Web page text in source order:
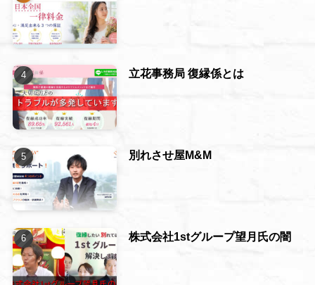
立花事務局 復縁係とは
別れさせ屋M&M
株式会社1stグループ望月氏の闇